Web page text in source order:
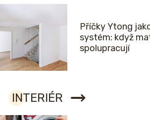
Příčky Ytong
systém: když
spolupracují
INTERIÉR